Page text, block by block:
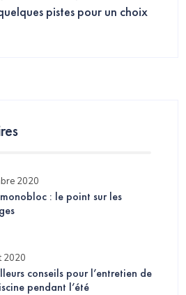
pistes pour un choix
2020
: le point sur les
2020
conseils pour l’entretien de
pendant l’été